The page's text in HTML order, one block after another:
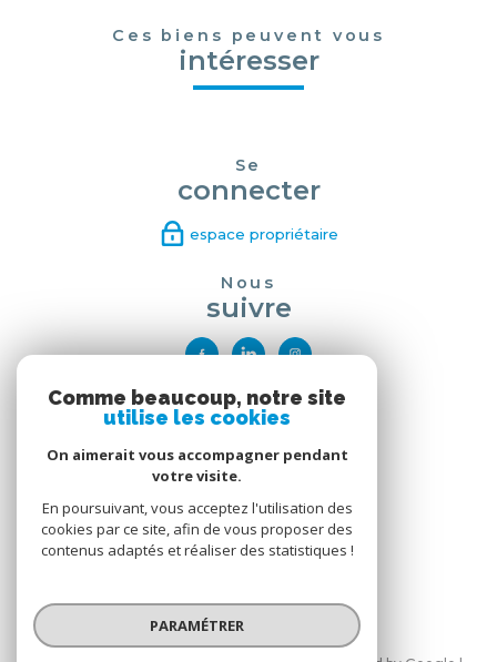
Ces biens peuvent vous
intéresser
Se
connecter
espace propriétaire
Nous
suivre
Nous
adhérons
Comme beaucoup, notre site
utilise les cookies
On aimerait vous accompagner pendant
votre visite.
En poursuivant, vous acceptez l'utilisation des
cookies par ce site, afin de vous proposer des
contenus adaptés et réaliser des statistiques !
PARAMÉTRER